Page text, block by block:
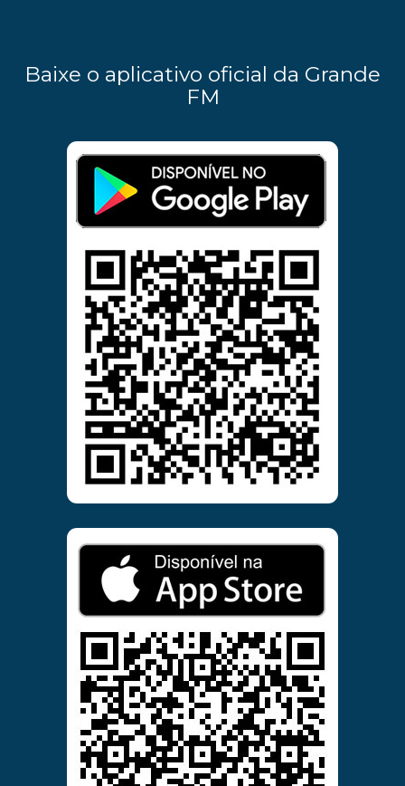
Baixe o aplicativo oficial da Grande
FM